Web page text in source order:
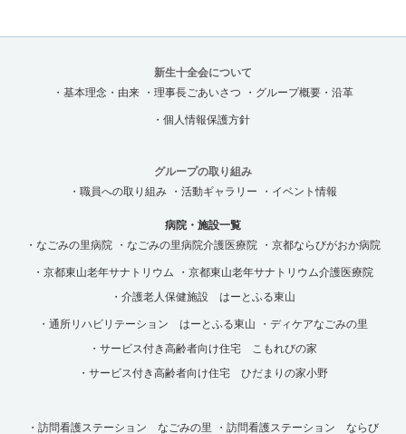
新生十全会について
・基本理念・由来
・理事長ごあいさつ ・グループ概要・沿革
・個人情報保護方針
グループの取り組み
・職員への取り組み
・活動ギャラリー ・イベント情報
病院・施設一覧
・なごみの里病院
・なごみの里病院介護医療院 ・京都ならびがおか病院
・京都東山老年サナトリウム
・京都東山老年サナトリウム介護医療院
・介護老人保健施設 はーとふる東山
・通所リハビリテーション はーとふる東山
・ディケアなごみの里
・サービス付き高齢者向け住宅 こもれびの家
・サービス付き高齢者向け住宅 ひだまりの家小野
・訪問看護ステーション なごみの里 ・訪問看護ステーション ならび